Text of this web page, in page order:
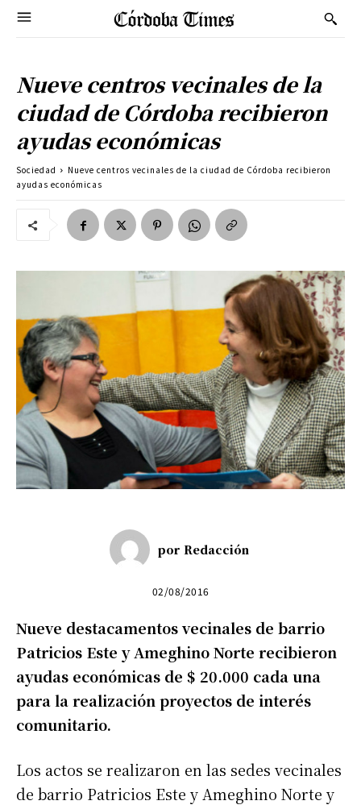
Nueve centros vecinales de la
ciudad de Córdoba recibieron
ayudas económicas
Sociedad
Nueve centros vecinales de la ciudad de Córdoba recibieron
ayudas económicas
por Redacción
02/08/2016
Nueve destacamentos vecinales de barrio
Patricios Este y Ameghino Norte recibieron
ayudas económicas de $ 20.000 cada una
para la realización proyectos de interés
comunitario.
Los actos se realizaron en las sedes vecinales
de barrio Patricios Este y Ameghino Norte y